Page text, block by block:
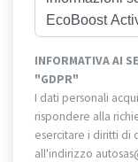
INFORMATIVA AI
"GDPR"
I dati personali
rispondere alla
esercitare i diritti di
all'indirizzo